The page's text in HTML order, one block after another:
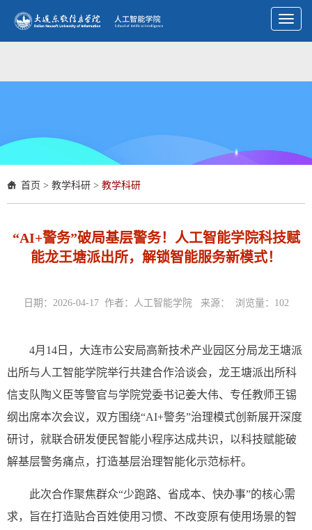
Toggle
首页 > 教学科研 > 教学科研
“AI+警务”破局基层警务！人工智能学院科技赋
能龙王塘派出所，解锁智能服务新模式！
日期：2026-04-17 作者：人工智能学院 来源： 浏览量： 102
4月14日，大连市公安局高新技术产业园区分局龙王塘派
出所与人工智能学院举行共建合作洽谈会，龙王塘派出所科
信支队陶义臣等警官与学院党委书记姜大伟、专任教师王锡
纲出席本次会议，双方围绕“AI+警务”治理模式创新展开深度
研讨，就联合研发便民智能小程序达成共识，以科技赋能破
解基层警务痛点，打造基层治理智能化示范标杆。
此次合作聚焦群众“少跑路、省成本、快办事”的核心需
求，旨在打造贴合百姓使用习惯、不改变原有使用场景的智